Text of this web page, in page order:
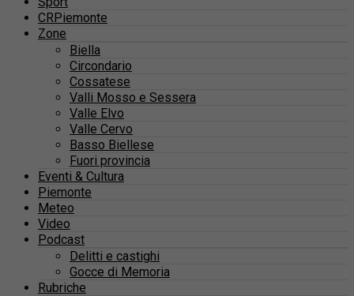
CRPiemonte
Zone
Biella
Circondario
Cossatese
Valli Mosso e Sessera
Valle Elvo
Valle Cervo
Basso Biellese
Fuori provincia
Eventi & Cultura
Piemonte
Meteo
Video
Podcast
Delitti e castighi
Gocce di Memoria
Rubriche